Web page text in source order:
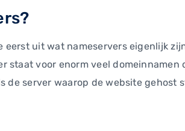
eerst uit wat nameservers eigenlijk
staat voor enorm veel domeinnamen
de server waarop de website gehost